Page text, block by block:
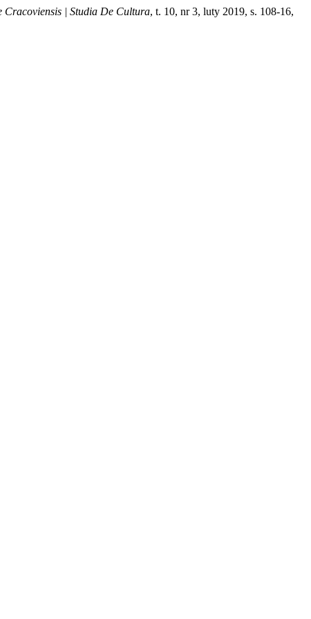
Cracoviensis | Studia De Cultura, t. 10, nr 3, luty 2019, s. 108-16,